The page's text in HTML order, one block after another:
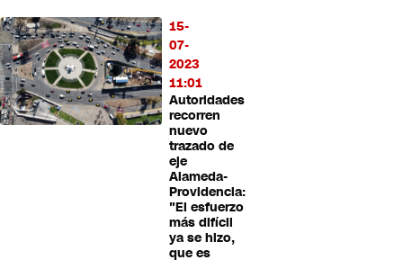
15-
07-
2023
11:01
Autoridades
recorren
nuevo
trazado de
eje
Alameda-
Providencia:
"El esfuerzo
más difícil
ya se hizo,
que es